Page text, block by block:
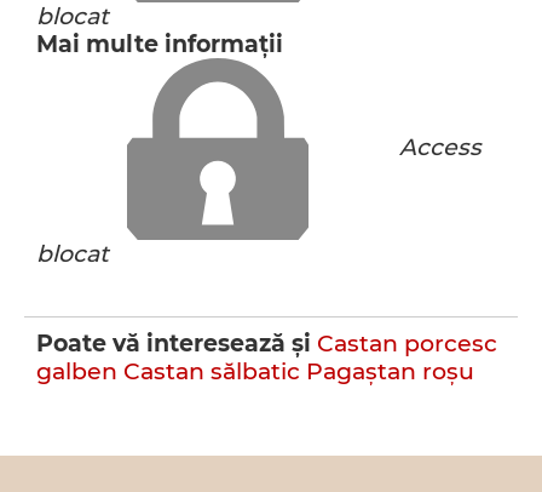
blocat
Mai multe informaţii
Access
blocat
Poate vă interesează şi Castan porcesc
galben Castan sălbatic Pagaştan roşu